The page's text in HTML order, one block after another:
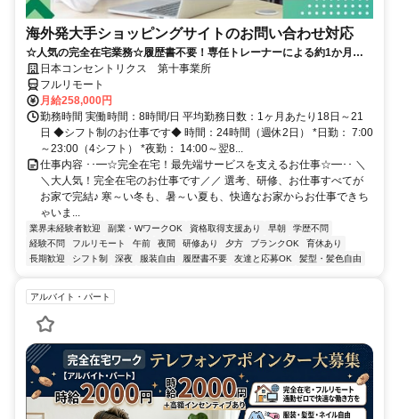
海外発大手ショッピングサイトのお問い合わせ対応
☆人気の完全在宅業務☆履歴書不要！専任トレーナーによる約1か月の
研修で、業界未経験の方も安心！
日本コンセントリクス 第十事業所
フルリモート
月給258,000円
勤務時間 実働時間：8時間/日 平均勤務日数：1ヶ月あたり18日～21
日 ◆シフト制のお仕事です◆ 時間：24時間（週休2日） *日勤： 7:00
～23:00（4シフト） *夜勤： 14:00～翌8...
仕事内容 ･･━☆完全在宅！最先端サービスを支えるお仕事☆━･･ ＼
＼大人気！完全在宅のお仕事です／／ 選考、研修、お仕事すべてが
お家で完結♪ 寒～い冬も、暑～い夏も、快適なお家からお仕事できち
ゃいま...
業界未経験者歓迎 副業・WワークOK 資格取得支援あり 早朝
学歴不問
経験不問
フルリモート 午前 夜間 研修あり 夕方 ブランクOK
育休あり
長期歓迎
シフト制 深夜 服装自由 履歴書不要 友達と応募OK 髪型・髪色自由
アルバイト・パート